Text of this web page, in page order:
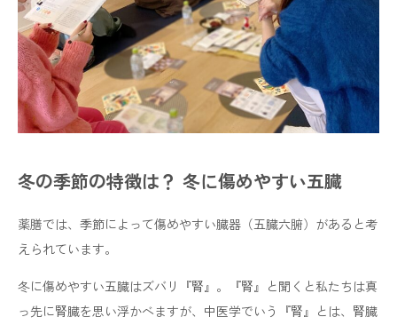
冬の季節の特徴は？ 冬に傷めやすい五臓
薬膳では、季節によって傷めやすい臓器（五臓六腑）があると考
えられています。
冬に傷めやすい五臓はズバリ『腎』。『腎』と聞くと私たちは真
っ先に腎臓を思い浮かべますが、中医学でいう『腎』とは、腎臓